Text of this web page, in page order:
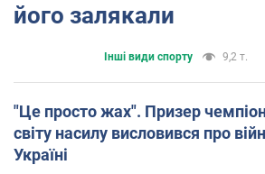
його залякали
Інші види спорту 9,2 т.
"Це просто жах". Призер
світу насилу висловився про
Україні